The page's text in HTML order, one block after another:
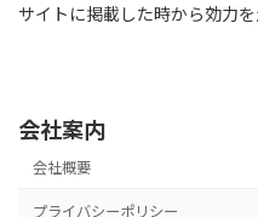
サイトに掲載した時から効力を
会社案内
会社概要
プライバシーポリシー